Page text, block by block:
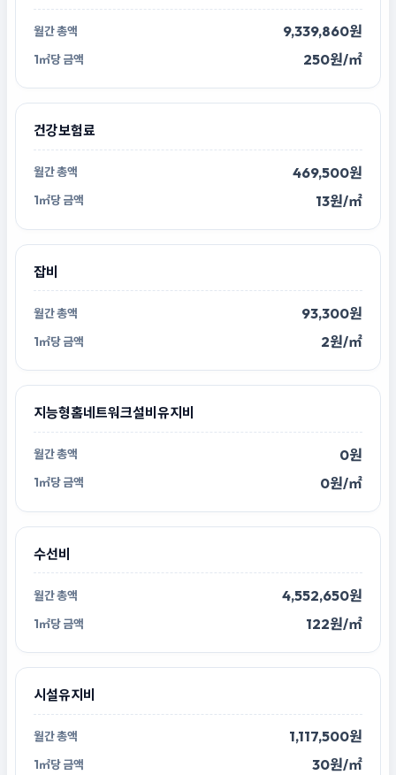
9,339,860원
250원/㎡
건강보험료
469,500원
13원/㎡
잡비
93,300원
2원/㎡
지능형홈네트워크설비유지비
0원
0원/㎡
수선비
4,552,650원
122원/㎡
시설유지비
1,117,500원
30원/㎡